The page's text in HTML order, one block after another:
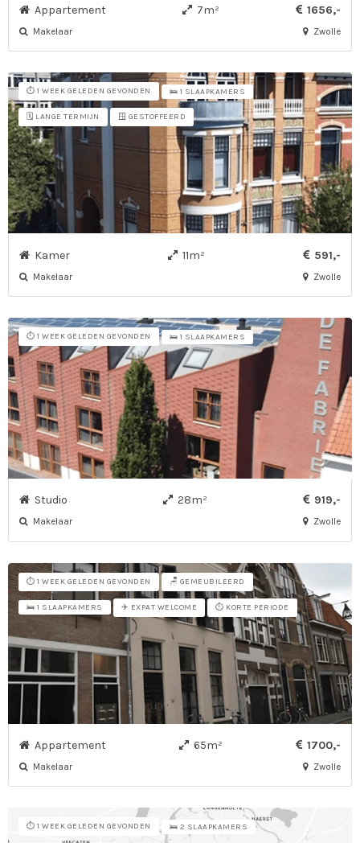
Appartement 7m² 1656,-
Makelaar Zwolle
⏱️ 1 WEEK GELEDEN GEVONDEN 🛌 1 SLAAPKAMERS
🗓️ LANGE TERMIJN 🪟 GESTOFFEERD
Kamer 11m² 591,-
Makelaar Zwolle
⏱️ 1 WEEK GELEDEN GEVONDEN 🛌 1 SLAAPKAMERS
Studio 28m² 919,-
Makelaar Zwolle
⏱️ 1 WEEK GELEDEN GEVONDEN 🪑 GEMEUBILEERD
🛌 1 SLAAPKAMERS ✈️ EXPAT WELCOME ⏱️ KORTE PERIODE
Appartement 65m² 1700,-
Makelaar Zwolle
⏱️ 1 WEEK GELEDEN GEVONDEN 🛌 2 SLAAPKAMERS